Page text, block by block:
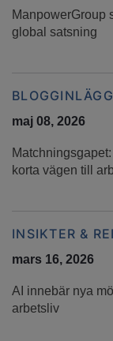
ManpowerGroup
global satsning
BLOGGINLÄGG
maj 08, 2026
korta vägen till
INSIKTER &
mars 16, 2026
AI innebär nya
arbetsliv